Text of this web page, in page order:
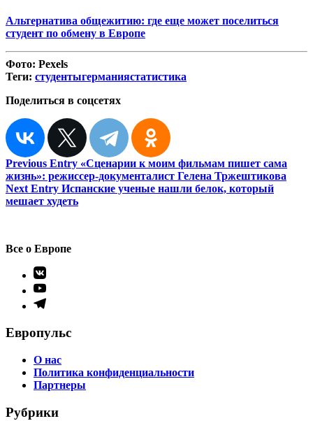
Альтернатива общежитию: где еще может поселиться
студент по обмену в Европе
Фото: Pexels
Теги: студентыгерманиястатистика
Поделиться в соцсетях
Навигация
по
записям
Previous Entry «Сценарии к моим фильмам пишет сама
жизнь»: режиссер-документалист Гелена Тржештикова
Next Entry Испанские ученые нашли белок, который
мешает худеть
Все о Европе
Элемент
меню
Элемент
меню
Элемент
Европульс
О нас
Политика конфиденциальности
Партнеры
Рубрики